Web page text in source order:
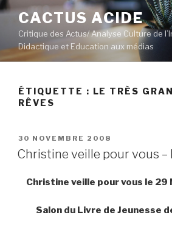
Aller
contenu
principal
CACTUS ACIDE
Critique des Actus/ Analyse Culture de
Didactique et Education aux médias
ÉTIQUETTE : LE TRÈS
RÊVES
PUBLIÉ
LE
30 NOVEMBRE 2008
Christine veille pour vous –
Christine veille pour vous le
Salon du Livre de Jeunesse